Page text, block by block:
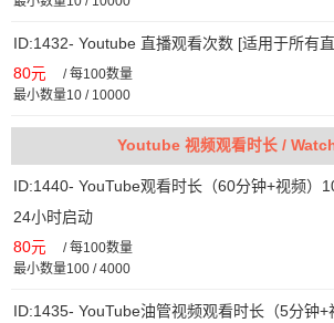
ID:1432- Youtube 直播观看次数 [适用于所有直
80元 /每100数量
最小数量10 / 10000
Youtube 视频观看时长 /
ID:1440- YouTube观看时长（60分钟+视频）
24小时启动
80元 /每100数量
最小数量100 / 4000
ID:1435- YouTube油管视频观看时长（5分钟